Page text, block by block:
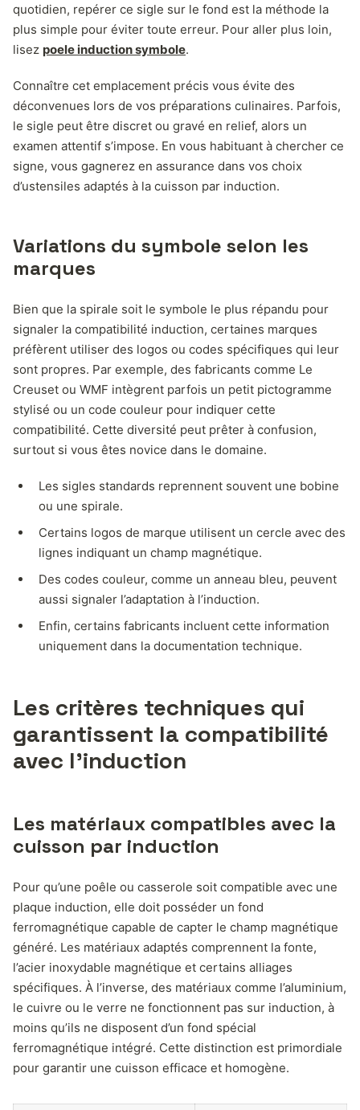
quotidien, repérer ce sigle sur le fond est la méthode la
plus simple pour éviter toute erreur. Pour aller plus loin,
lisez poele induction symbole.
Connaître cet emplacement précis vous évite des
déconvenues lors de vos préparations culinaires. Parfois,
le sigle peut être discret ou gravé en relief, alors un
examen attentif s’impose. En vous habituant à chercher ce
signe, vous gagnerez en assurance dans vos choix
d’ustensiles adaptés à la cuisson par induction.
Variations du symbole selon les
marques
Bien que la spirale soit le symbole le plus répandu pour
signaler la compatibilité induction, certaines marques
préfèrent utiliser des logos ou codes spécifiques qui leur
sont propres. Par exemple, des fabricants comme Le
Creuset ou WMF intègrent parfois un petit pictogramme
stylisé ou un code couleur pour indiquer cette
compatibilité. Cette diversité peut prêter à confusion,
surtout si vous êtes novice dans le domaine.
Les sigles standards reprennent souvent une bobine
ou une spirale.
Certains logos de marque utilisent un cercle avec des
lignes indiquant un champ magnétique.
Des codes couleur, comme un anneau bleu, peuvent
aussi signaler l’adaptation à l’induction.
Enfin, certains fabricants incluent cette information
uniquement dans la documentation technique.
Les critères techniques qui
garantissent la compatibilité
avec l’induction
Les matériaux compatibles avec la
cuisson par induction
Pour qu’une poêle ou casserole soit compatible avec une
plaque induction, elle doit posséder un fond
ferromagnétique capable de capter le champ magnétique
généré. Les matériaux adaptés comprennent la fonte,
l’acier inoxydable magnétique et certains alliages
spécifiques. À l’inverse, des matériaux comme l’aluminium,
le cuivre ou le verre ne fonctionnent pas sur induction, à
moins qu’ils ne disposent d’un fond spécial
ferromagnétique intégré. Cette distinction est primordiale
pour garantir une cuisson efficace et homogène.